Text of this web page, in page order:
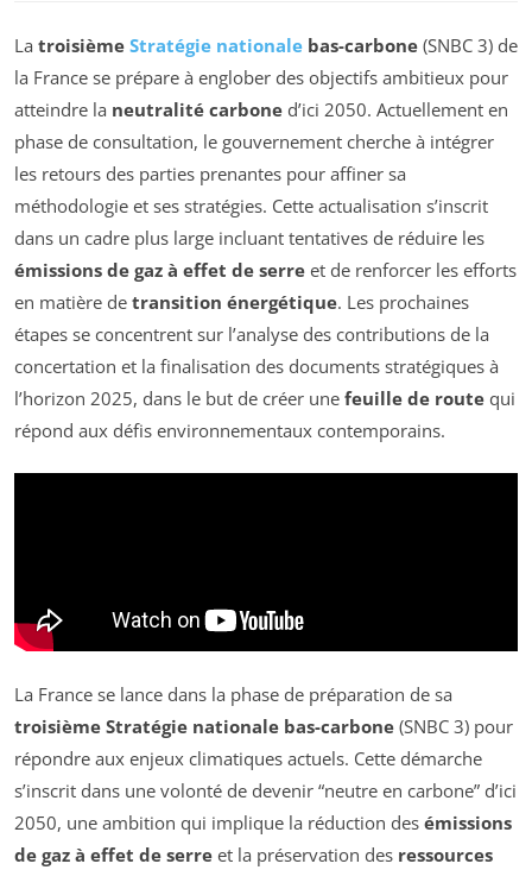
La troisième Stratégie nationale bas-carbone (SNBC 3) de
la France se prépare à englober des objectifs ambitieux pour
atteindre la neutralité carbone d’ici 2050. Actuellement en
phase de consultation, le gouvernement cherche à intégrer
les retours des parties prenantes pour affiner sa
méthodologie et ses stratégies. Cette actualisation s’inscrit
dans un cadre plus large incluant tentatives de réduire les
émissions de gaz à effet de serre et de renforcer les efforts
en matière de transition énergétique. Les prochaines
étapes se concentrent sur l’analyse des contributions de la
concertation et la finalisation des documents stratégiques à
l’horizon 2025, dans le but de créer une feuille de route qui
répond aux défis environnementaux contemporains.
La France se lance dans la phase de préparation de sa
troisième Stratégie nationale bas-carbone (SNBC 3) pour
répondre aux enjeux climatiques actuels. Cette démarche
s’inscrit dans une volonté de devenir “neutre en carbone” d’ici
2050, une ambition qui implique la réduction des émissions
de gaz à effet de serre et la préservation des ressources